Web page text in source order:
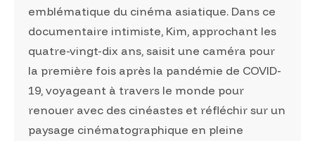
emblématique du cinéma asiatique. Dans ce
documentaire intimiste, Kim, approchant les
quatre-vingt-dix ans, saisit une caméra pour
la première fois après la pandémie de COVID-
19, voyageant à travers le monde pour
renouer avec des cinéastes et réfléchir sur un
paysage cinématographique en pleine